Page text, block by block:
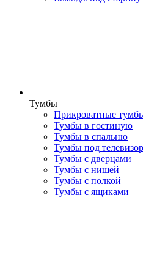
Тумбы
Прикроватные
Тумбы в гостиную
Тумбы в спальню
Тумбы под телевизор
Тумбы с дверцами
Тумбы с нишей
Тумбы с полкой
Тумбы с ящиками